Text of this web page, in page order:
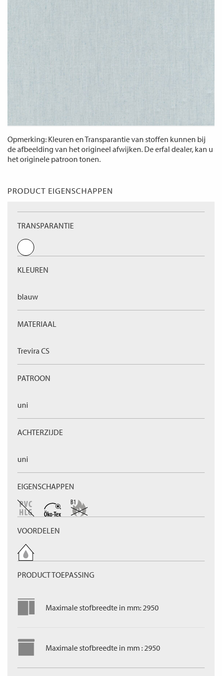
Opmerking: Kleuren en Transparantie van stoffen kunnen bij
de afbeelding van het origineel afwijken. De erfal dealer, kan u
het originele patroon tonen.
PRODUCT EIGENSCHAPPEN
TRANSPARANTIE
KLEUREN
blauw
MATERIAAL
Trevira CS
PATROON
uni
ACHTERZIJDE
uni
EIGENSCHAPPEN
VOORDELEN
PRODUCT TOEPASSING
Maximale stofbreedte in mm: 2950
Maximale stofbreedte in mm : 2950